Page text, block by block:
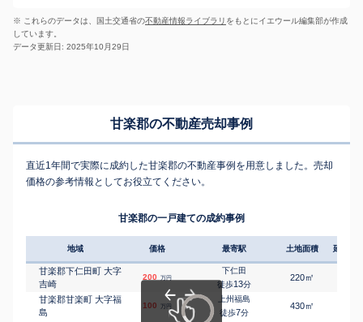
※ これらのデータは、国土交通省の不動産情報ライブラリ をもとにイエウール編集部が作成
しています。
データ更新日: 2025年10月29日
甘楽郡の不動産売却事例
直近1年間で実際に成約した甘楽郡の不動産事例を用意しました。売却
価格の参考情報としてお役立てください。
甘楽郡の一戸建ての成約事例
地域 価格 最寄駅 土地面積 延床面
甘楽郡下仁田町 大字
吉崎
200 万円
下仁田
徒歩13分
220㎡
甘楽郡甘楽町 大字福
島
100 万円
上州福島
徒歩7分
430㎡